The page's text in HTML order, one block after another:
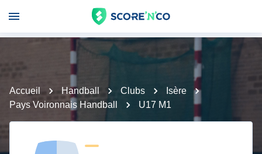
Accueil Handball Clubs
Isère
Pays Voironnais Handball
U17 M1